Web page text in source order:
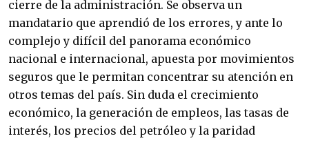
cierre de la administración. Se observa un
mandatario que aprendió de los errores, y ante lo
complejo y difícil del panorama económico
nacional e internacional, apuesta por movimientos
seguros que le permitan concentrar su atención en
otros temas del país. Sin duda el crecimiento
económico, la generación de empleos, las tasas de
interés, los precios del petróleo y la paridad